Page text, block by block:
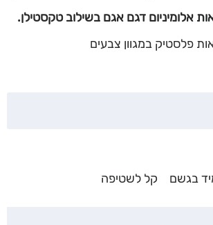
פלסטיק במגוון צבעים
בגשם קל לשטיפה